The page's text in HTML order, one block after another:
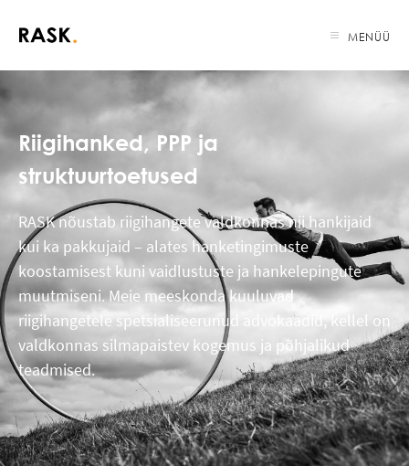
MENÜÜ
Riigihanked, PPP ja
struktuurtoetused
RASK nõustab riigihangete valdkonnas nii hankijaid
kui ka pakkujaid – alates hanketingimuste
koostamisest kuni vaidlustuste ja hankelepingute
muutmiseni. Meie meeskonda kuuluvad
riigihangetele spetsialiseerunud advokaadid, kellel on
valdkonnas silmapaistev kogemus ja põhjalikud
teadmised.